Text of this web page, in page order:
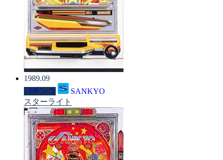
1989.09
パチンコ
SANKYO
スターライト